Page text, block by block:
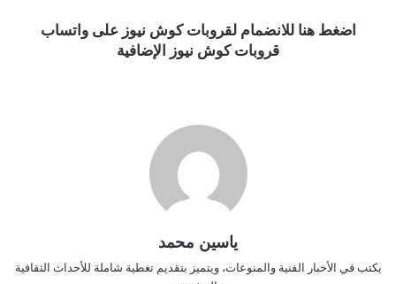
اضغط هنا للانضمام لقروبات كوش نيوز على واتساب
قروبات كوش نيوز الإضافية
ياسين محمد
يكتب في الأخبار الفنية والمنوعات، ويتميز بتقديم تغطية شاملة للأحداث الثقافية